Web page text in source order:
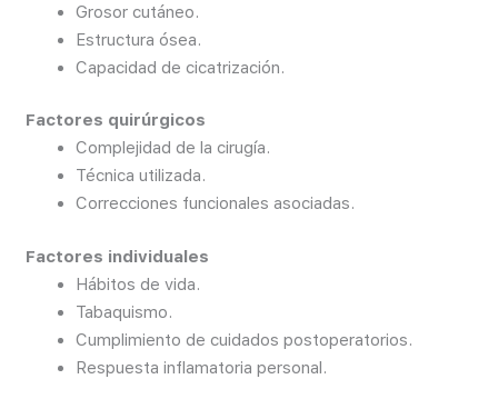
Grosor cutáneo.
Estructura ósea.
Capacidad de cicatrización.
Factores quirúrgicos
Complejidad de la cirugía.
Técnica utilizada.
Correcciones funcionales asociadas.
Factores individuales
Hábitos de vida.
Tabaquismo.
Cumplimiento de cuidados postoperatorios.
Respuesta inflamatoria personal.